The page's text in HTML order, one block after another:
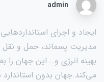
admin
ایجاد و اجرای
مدیریت پسماند، حمل و
بهینه انرژی و… این جهان را
می‌کند.جهان بدون